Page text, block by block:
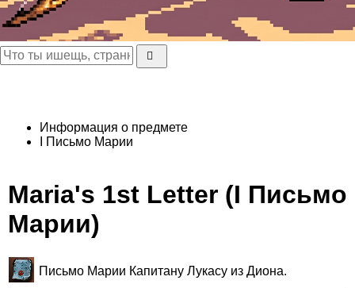
Информация о предмете
I Письмо Марии
Maria's 1st Letter (I Письмо
Марии)
Письмо Марии Капитану Лукасу из Диона.